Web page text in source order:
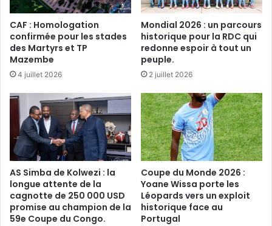
CAF : Homologation
confirmée pour les stades
des Martyrs et TP
Mazembe
4 juillet 2026
Mondial 2026 : un parcours
historique pour la RDC qui
redonne espoir à tout un
peuple.
2 juillet 2026
AS Simba de Kolwezi : la
longue attente de la
cagnotte de 250 000 USD
promise au champion de la
59e Coupe du Congo.
Coupe du Monde 2026 :
Yoane Wissa porte les
Léopards vers un exploit
historique face au
Portugal